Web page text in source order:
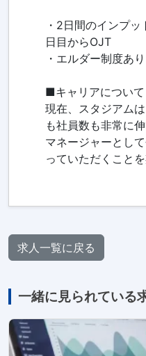
・2日間のインプ
日目からOJT
・エルダー制度あり
■キャリアについて
現在、スタジアム
も社員数も非常に
マネージャーとし
っていただくこと
求人一覧に戻る
一緒に見られている